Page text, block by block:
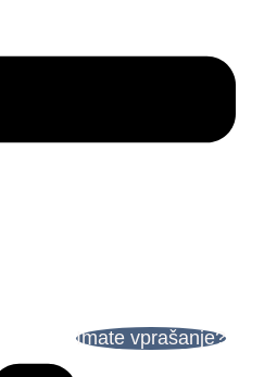
Imate vprašanje?